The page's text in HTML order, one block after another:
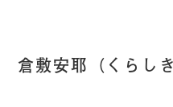
倉敷安耶（くらし